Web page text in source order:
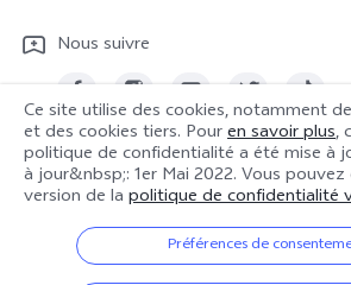
Manuel de l'utilisateur
Mise à jour du système
Journal des mises à jour
Notes de mise à jour
Politique de garantie
Politique de confidentialité
Centre de confidentialité vivo
Nous suivre
France | Sélectionnez un pays / une
© 2026 vivo Mobile Communication Co., Ltd.
Ce site utilise des cookies, notamment
et des cookies tiers. Pouren savoir plus,
politique de confidentialité a été mise à
à jour&nbsp;: 1er Mai 2022. Vous
version de la politique de confidentialité
Préférences de